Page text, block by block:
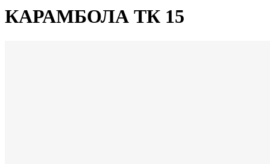
КАРАМБОЛА ТК 15